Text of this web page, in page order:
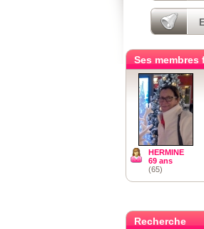
Ses membres
HERMINE
69 ans
(65)
Recherche